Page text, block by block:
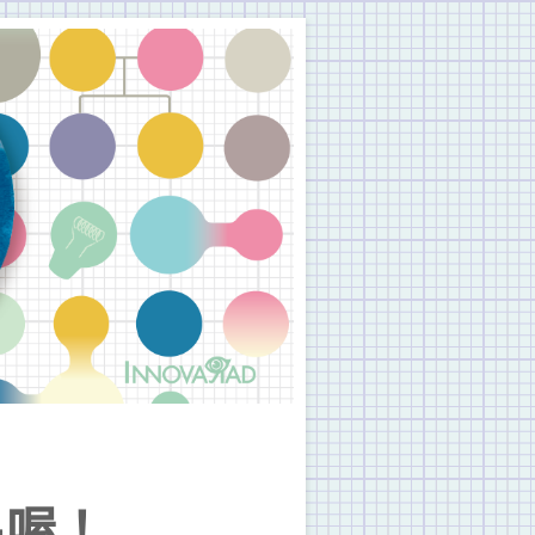
會。與老朋友聊聊、聽聽新朋友說什麼？